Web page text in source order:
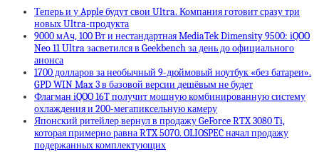
Теперь и у Apple будут свои Ultra. Компания готовит сразу три
новых Ultra-продукта
9000 мАч, 100 Вт и нестандартная MediaTek Dimensity 9500: iQOO
Neo 11 Ultra засветился в Geekbench за день до официального
анонса
1700 долларов за необычный 9-дюймовый ноутбук «без батареи».
GPD WIN Max 3 в базовой версии дешёвым не будет
Флагман iQOO 16T получит мощную комбинированную систему
охлаждения и 200-мегапиксельную камеру
Японский ритейлер вернул в продажу GeForce RTX 3080 Ti,
которая примерно равна RTX 5070. OLIOSPEC начал продажу
подержанных комплектующих